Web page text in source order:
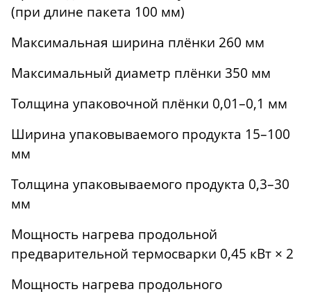
(при длине пакета 100 мм)
Максимальная ширина плёнки 260 мм
Максимальный диаметр плёнки 350 мм
Толщина упаковочной плёнки 0,01–0,1 мм
Ширина упаковываемого продукта 15–100
мм
Толщина упаковываемого продукта 0,3–30
мм
Мощность нагрева продольной
предварительной термосварки 0,45 кВт × 2
Мощность нагрева продольного